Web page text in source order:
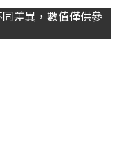
差異，數值僅供參